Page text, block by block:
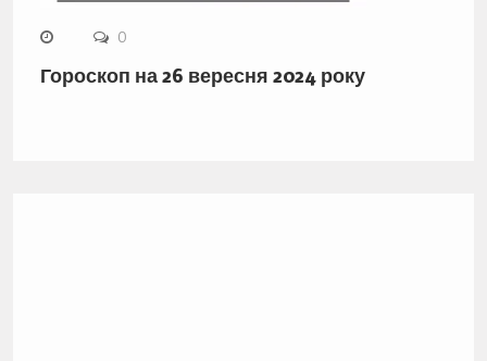
0
Гороскоп на 26 вересня 2024 року